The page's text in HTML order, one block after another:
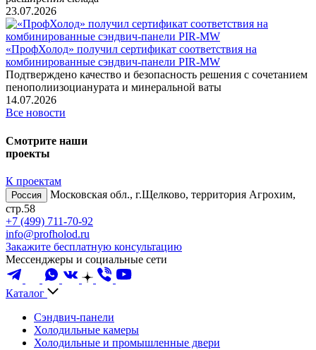
23.07.2026
«ПрофХолод» получил сертификат соответствия на
комбинированные сэндвич‑панели PIR‑MW
Подтверждено качество и безопасность решения с сочетанием
пенополиизоцианурата и минеральной ваты
14.07.2026
Все новости
Смотрите наши
проекты
К проектам
Россия
Московская обл., г.Щелково, территория Агрохим,
стр.58
+7 (499) 711-70-92
info@profholod.ru
Закажите бесплатную консультацию
Мессенджеры и социальные сети
Каталог
Сэндвич-панели
Холодильные камеры
Холодильные и промышленные двери